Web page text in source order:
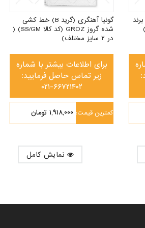
گونیا آهنگری (گرید B) خط کشی
شده گروز GROZ (کد کالا SS/GM) (
در ۲ سایز مختلف)
برای اطلاعات بیشتر با شماره
زیر تماس حاصل فرمایید:
۰۲۱-۶۶۷۲۱۴۰۲
۱,۹۱۸,۰۰۰ تومان کمترین قیمت:
گونیا صنعتی پایه دار سری ۶۳۹ برند